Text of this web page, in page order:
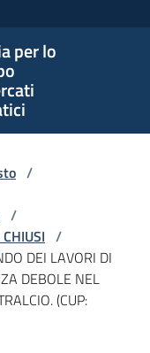
per lo
/
/
/
DEI LAVORI DI
DEBOLE NEL
(CUP: